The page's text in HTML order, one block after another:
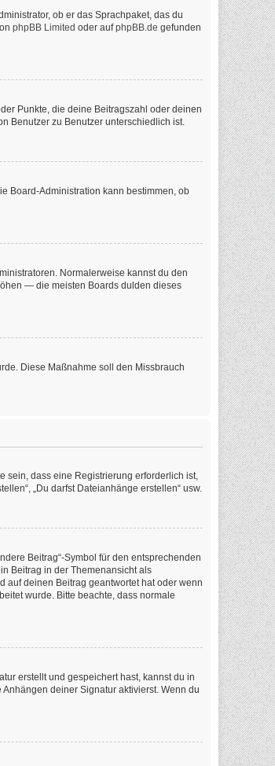
ob er das Sprachpaket, das du
phpBB Limited oder aufphpBB.de gefunden
Punkte, die deine Beitragszahl oder deinen
Benutzer zu Benutzer unterschiedlich ist.
Board-Administration kann bestimmen, ob
Normalerweise kannst du den
— die meisten Boards dulden dieses
Diese Maßnahme soll den Missbrauch
sein, dass eine Registrierung erforderlich ist,
„Du darfst Dateianhänge erstellen“ usw.
Beitrag“-Symbol für den entsprechenden
Beitrag in der Themenansicht als
auf deinen Beitrag geantwortet hat oder wenn
wurde. Bitte beachte, dass normale
erstellt und gespeichert hast, kannst du in
deiner Signatur aktivierst. Wenn du